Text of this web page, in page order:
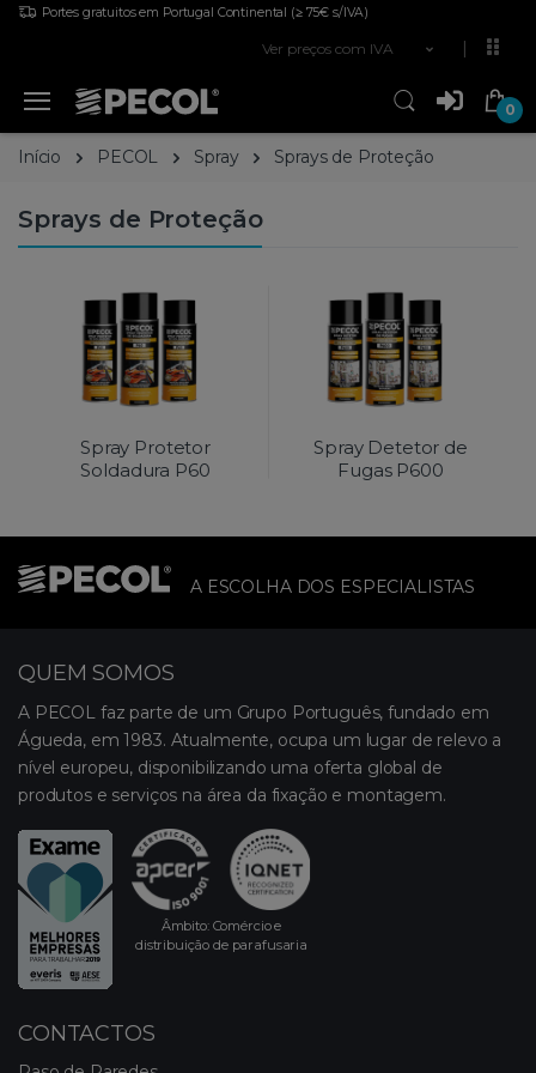
Portes gratuitos em Portugal Continental (≥ 75€ s/IVA)
Ver preços com IVA
0
Início PECOL Spray Sprays de Proteção
Sprays de Proteção
Spray Protetor
Soldadura P60
Spray Detetor de
Fugas P600
A ESCOLHA DOS ESPECIALISTAS
QUEM SOMOS
A PECOL faz parte de um Grupo Português, fundado em
Águeda, em 1983. Atualmente, ocupa um lugar de relevo a
nível europeu, disponibilizando uma oferta global de
produtos e serviços na área da fixação e montagem.
Âmbito: Comércio e
distribuição de parafusaria
CONTACTOS